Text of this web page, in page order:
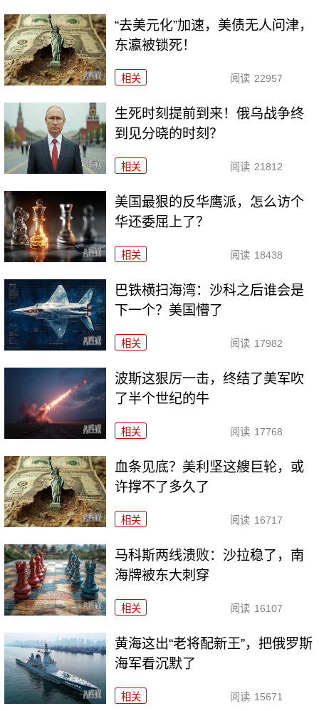
“去美元化”加速，美债无人问津，
东瀛被锁死！
相关 阅读 22957
生死时刻提前到来！俄乌战争终
到见分晓的时刻？
相关 阅读 21812
美国最狠的反华鹰派，怎么访个
华还委屈上了？
相关 阅读 18438
巴铁横扫海湾：沙科之后谁会是
下一个？美国懵了
相关 阅读 17982
波斯这狠厉一击，终结了美军吹
了半个世纪的牛
相关 阅读 17768
血条见底？美利坚这艘巨轮，或
许撑不了多久了
相关 阅读 16717
马科斯两线溃败：沙拉稳了，南
海牌被东大刺穿
相关 阅读 16107
黄海这出“老将配新王”，把俄罗斯
海军看沉默了
相关 阅读 15671